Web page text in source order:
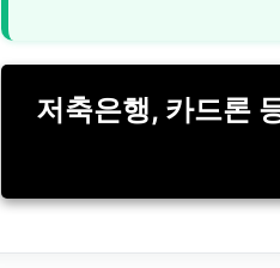
저축은행, 카드론